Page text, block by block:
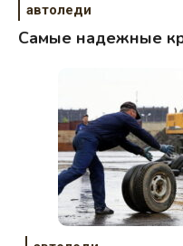
автоледи
Самые надежные